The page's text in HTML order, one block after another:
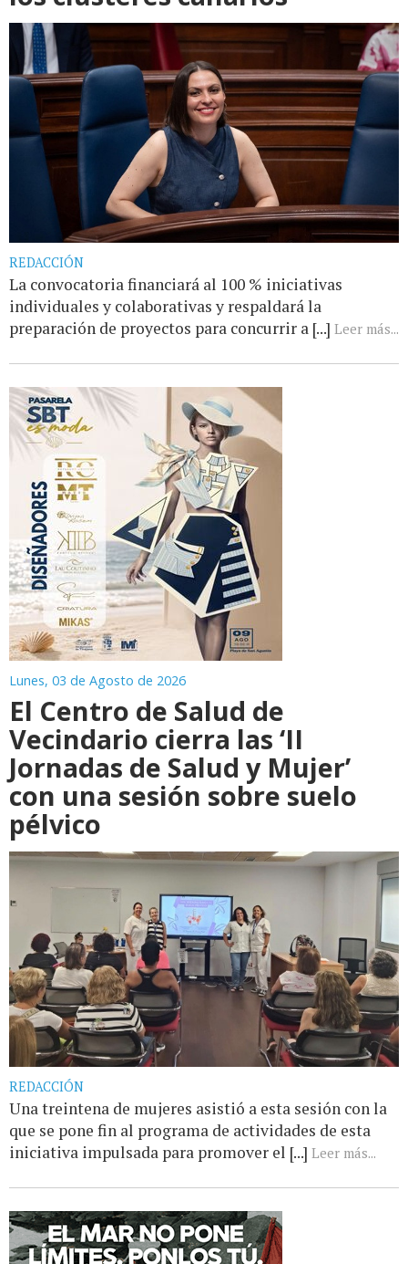
REDACCIÓN
La convocatoria financiará al 100 % iniciativas
individuales y colaborativas y respaldará la
preparación de proyectos para concurrir a [...] Leer más...
Lunes, 03 de Agosto de 2026
El Centro de Salud de
Vecindario cierra las ‘II
Jornadas de Salud y Mujer’
con una sesión sobre suelo
pélvico
REDACCIÓN
Una treintena de mujeres asistió a esta sesión con la
que se pone fin al programa de actividades de esta
iniciativa impulsada para promover el [...] Leer más...